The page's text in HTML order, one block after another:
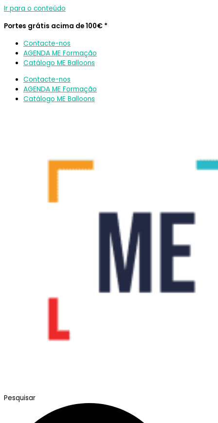
Ir para o conteúdo
Portes grátis acima de 100€ *
Contacte-nos
AGENDA ME Formação
Catálogo ME Balloons
Contacte-nos
AGENDA ME Formação
Catálogo ME Balloons
Pesquisar